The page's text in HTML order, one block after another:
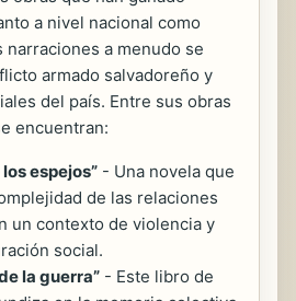
a nivel nacional como
narraciones a menudo se
armado salvadoreño y
del país. Entre sus obras
encuentran:
espejos” - Una novela que
de las relaciones
un contexto de violencia y
social.
la guerra” - Este libro de